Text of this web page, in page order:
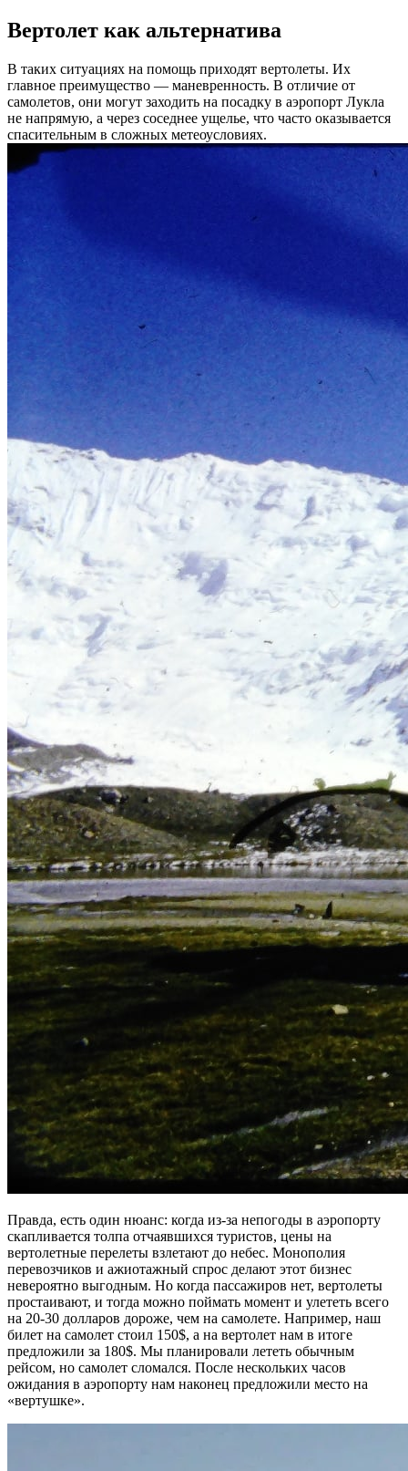
Вертолет как альтернатива
В таких ситуациях на помощь приходят вертолеты. Их
главное преимущество — маневренность. В отличие от
самолетов, они могут заходить на посадку в аэропорт Лукла
не напрямую, а через соседнее ущелье, что часто оказывается
спасительным в сложных метеоусловиях.
Правда, есть один нюанс: когда из-за непогоды в аэропорту
скапливается толпа отчаявшихся туристов, цены на
вертолетные перелеты взлетают до небес. Монополия
перевозчиков и ажиотажный спрос делают этот бизнес
невероятно выгодным. Но когда пассажиров нет, вертолеты
простаивают, и тогда можно поймать момент и улететь всего
на 20-30 долларов дороже, чем на самолете. Например, наш
билет на самолет стоил 150$, а на вертолет нам в итоге
предложили за 180$. Мы планировали лететь обычным
рейсом, но самолет сломался. После нескольких часов
ожидания в аэропорту нам наконец предложили место на
«вертушке».